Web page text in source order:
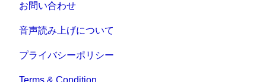
お問い合わせ
音声読み上げについて
プライバシーポリシー